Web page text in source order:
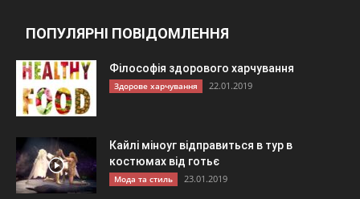
ПОПУЛЯРНІ ПОВІДОМЛЕННЯ
Філософія здорового харчування
Здорове харчування 22.01.2019
Кайлі міноуг відправиться в тур в
костюмах від готьє
Мода та стиль 23.01.2019